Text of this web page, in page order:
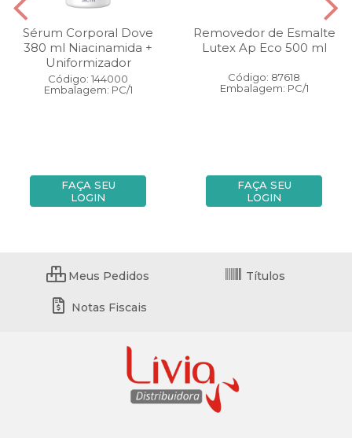
Sérum Corporal Dove
380 ml Niacinamida +
Uniformizador
Código: 144000
Embalagem: PC/1
FAÇA SEU
LOGIN
Removedor de Esmalte
Lutex Ap Eco 500 ml
Código: 87618
Embalagem: PC/1
FAÇA SEU
LOGIN
Meus Pedidos Títulos
Notas Fiscais